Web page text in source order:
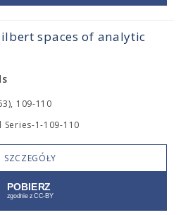
spaces of analytic
109-110
Series-1-109-110
SZCZEGÓŁY